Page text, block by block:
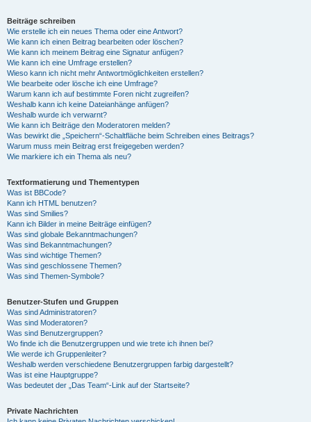
Beiträge schreiben
Wie erstelle ich ein neues Thema oder eine Antwort?
Wie kann ich einen Beitrag bearbeiten oder löschen?
Wie kann ich meinem Beitrag eine Signatur anfügen?
Wie kann ich eine Umfrage erstellen?
Wieso kann ich nicht mehr Antwortmöglichkeiten erstellen?
Wie bearbeite oder lösche ich eine Umfrage?
Warum kann ich auf bestimmte Foren nicht zugreifen?
Weshalb kann ich keine Dateianhänge anfügen?
Weshalb wurde ich verwarnt?
Wie kann ich Beiträge den Moderatoren melden?
Was bewirkt die „Speichern“-Schaltfläche beim Schreiben eines Beitrags?
Warum muss mein Beitrag erst freigegeben werden?
Wie markiere ich ein Thema als neu?
Textformatierung und Thementypen
Was ist BBCode?
Kann ich HTML benutzen?
Was sind Smilies?
Kann ich Bilder in meine Beiträge einfügen?
Was sind globale Bekanntmachungen?
Was sind Bekanntmachungen?
Was sind wichtige Themen?
Was sind geschlossene Themen?
Was sind Themen-Symbole?
Benutzer-Stufen und Gruppen
Was sind Administratoren?
Was sind Moderatoren?
Was sind Benutzergruppen?
Wo finde ich die Benutzergruppen und wie trete ich ihnen bei?
Wie werde ich Gruppenleiter?
Weshalb werden verschiedene Benutzergruppen farbig dargestellt?
Was ist eine Hauptgruppe?
Was bedeutet der „Das Team“-Link auf der Startseite?
Private Nachrichten